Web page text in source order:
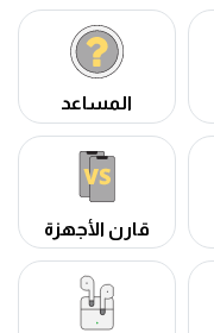
المساعد
قارن الأجهزة